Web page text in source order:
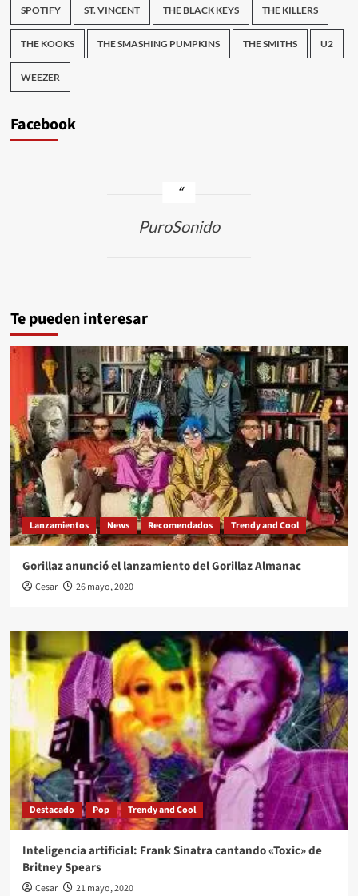
SPOTIFY ST. VINCENT THE BLACK KEYS THE KILLERS
THE KOOKS THE SMASHING PUMPKINS THE SMITHS U2
WEEZER
Facebook
PuroSonido
Te pueden interesar
Lanzamientos News Recomendados Trendy and Cool
Gorillaz anunció el lanzamiento del Gorillaz Almanac
Cesar 26 mayo, 2020
Destacado Pop Trendy and Cool
Inteligencia artificial: Frank Sinatra cantando «Toxic» de
Britney Spears
Cesar 21 mayo, 2020